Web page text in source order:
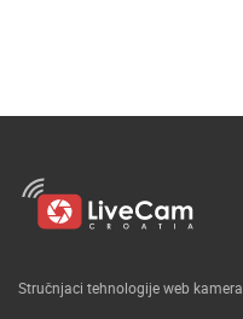
Stručnjaci tehnologije web kamera